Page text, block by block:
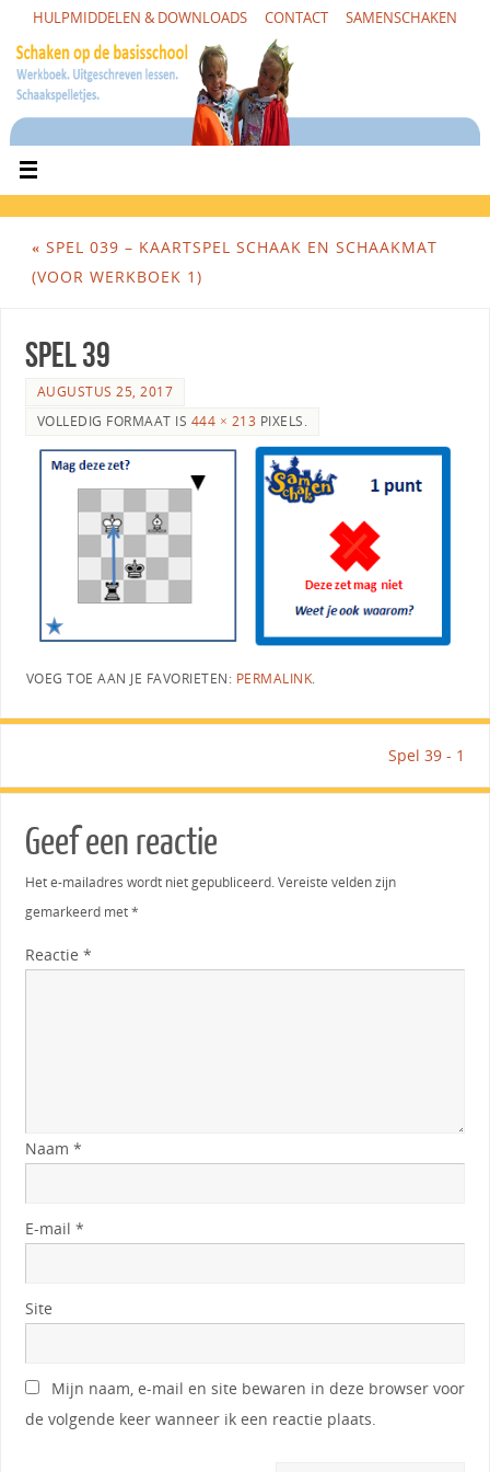
HULPMIDDELEN & DOWNLOADS CONTACT SAMENSCHAKEN
« SPEL 039 – KAARTSPEL SCHAAK EN SCHAAKMAT
(VOOR WERKBOEK 1)
Spel 39
AUGUSTUS 25, 2017
VOLLEDIG FORMAAT IS 444 × 213 PIXELS.
VOEG TOE AAN JE FAVORIETEN: PERMALINK.
Spel 39 - 1
Geef een reactie
Het e-mailadres wordt niet gepubliceerd. Vereiste velden zijn
gemarkeerd met*
Reactie *
Naam *
E-mail *
Site
Mijn naam, e-mail en site bewaren in deze browser voor
de volgende keer wanneer ik een reactie plaats.